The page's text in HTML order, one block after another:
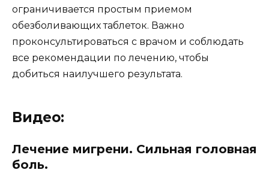
ограничивается простым приемом
обезболивающих таблеток. Важно
проконсультироваться с врачом и соблюдать
все рекомендации по лечению, чтобы
добиться наилучшего результата.
Видео:
Лечение мигрени. Сильная головная
боль.